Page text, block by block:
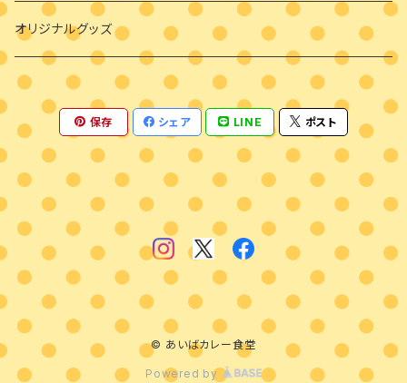
オリジナルグッズ
保存 シェア LINE ポスト
© あいばカレー食堂
Powered by